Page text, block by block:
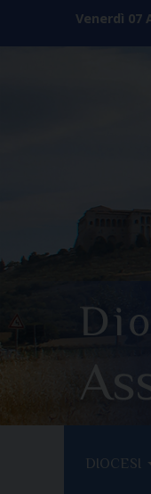
content
Venerdì 07
DIOCESI